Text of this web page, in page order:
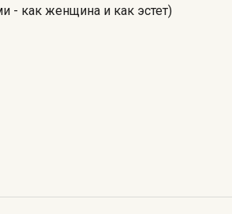
- как женщина и как эстет)